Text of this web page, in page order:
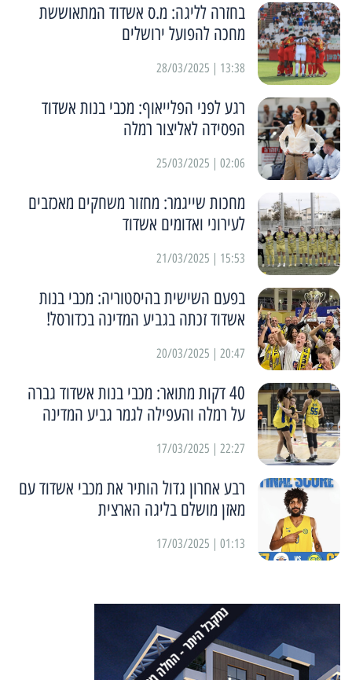
בחזרה לליגה: מ.ס אשדוד המתאוששת
מחכה להפועל ירושלים
13:38 | 28/03/2025
רגע לפני הפלייאוף: מכבי בנות אשדוד
הפסידה לאליצור רמלה
02:06 | 25/03/2025
מחכות שייגמר: מחזור משחקים מאכזבים
לעירוני ואדומים אשדוד
15:53 | 21/03/2025
בפעם השישית בהיסטוריה: מכבי בנות
אשדוד זכתה בגביע המדינה בכדורסל!
20:47 | 20/03/2025
40 דקות מתואר: מכבי בנות אשדוד גברה
על רמלה והעפילה לגמר גביע המדינה
22:27 | 17/03/2025
רבע אחרון גדול הותיר את מכבי אשדוד עם
מאזן מושלם בליגה הארצית
01:13 | 17/03/2025